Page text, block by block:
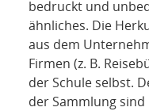
bedruckt und
ähnliches. Die
aus dem
Firmen (z. B.
der Schule selbst.
der Sammlung sind